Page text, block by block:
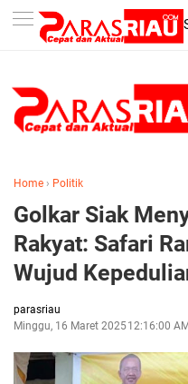
-->
Home › Politik
Golkar Siak
Rakyat: Safari
Wujud
parasriau
Minggu, 16 Maret 202512:16:00